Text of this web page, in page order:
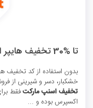
تا %30 تخفیف هایپر استار ویژه خشکبار، دسر و شیرینی
بدون استفاده ازکد تخفیف
خشکبار، دسر و شیرینی از
تخفیف اسنپ مارکتفقط
اکسپرس بوده و ...